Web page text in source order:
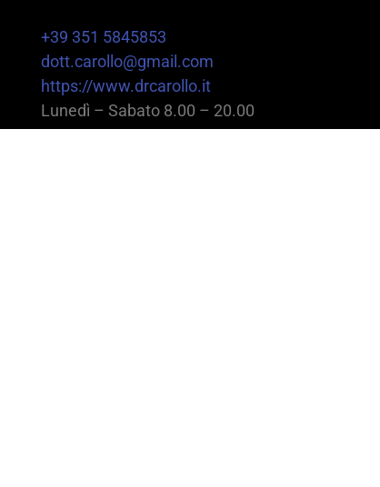
+39 351 5845853
dott.carollo@gmail.com
https://www.drcarollo.it
Lunedì – Sabato 8.00 – 20.00